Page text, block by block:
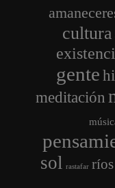
cultura
gente
meditación
sol rastafar ríos